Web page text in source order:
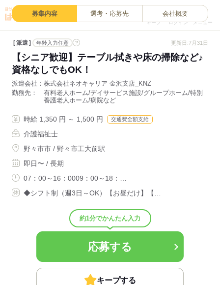
キープ ログイン メニュー
募集内容 選考・応募先 会社概要
派遣 年齢入力任意 ? 更新日:7月31日
【シニア歓迎】テーブル拭きや床の掃除など♪
資格なしでもOK！
派遣会社
株式会社ネオキャリア 金沢支店_KNZ
勤務先
有料老人ホーム/デイサービス施設/グループホーム/特別
養護老人ホーム/病院など
時給 1,350 円 ～ 1,500 円 交通費全額支給
介護福祉士
野々市市 / 野々市工大前駅
即日〜 / 長期
07：00～16：0009：00～18：…
◆シフト制（週3日～OK）【お昼だけ】【…
約1分でかんたん入力
応募する
キープする